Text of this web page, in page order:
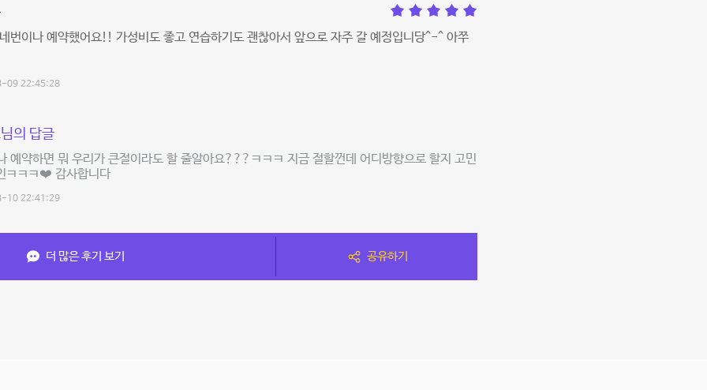
번이나 예약했어요!! 가성비도 좋고 연습하기도 괜찮아서 앞으로 자주 갈 예정입니당^-^ 아쭈
09 22:45:28
의 답글
예약하면 뭐 우리가 큰절이라도 할 줄알아요???ㅋㅋㅋ 지금 절할껀데 어디방향으로 할지 고민
ㅋㅋㅋ❤️ 감사합니다
10 22:41:29
더 많은 후기 보기 공유하기